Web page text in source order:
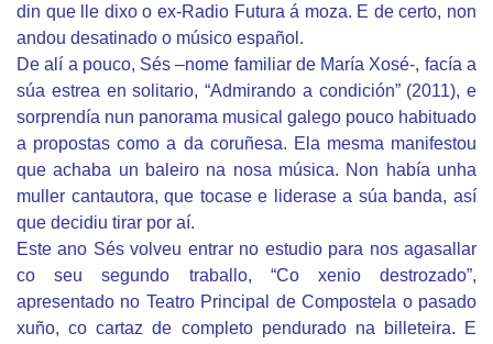
din que lle dixo o ex-Radio Futura á moza. E de certo, non
andou desatinado o músico español.
De alí a pouco, Sés –nome familiar de María Xosé-, facía a
súa estrea en solitario, “Admirando a condición” (2011), e
sorprendía nun panorama musical galego pouco habituado
a propostas como a da coruñesa. Ela mesma manifestou
que achaba un baleiro na nosa música. Non había unha
muller cantautora, que tocase e liderase a súa banda, así
que decidiu tirar por aí.
Este ano Sés volveu entrar no estudio para nos agasallar
co seu segundo traballo, “Co xenio destrozado”,
apresentado no Teatro Principal de Compostela o pasado
xuño, co cartaz de completo pendurado na billeteira. E